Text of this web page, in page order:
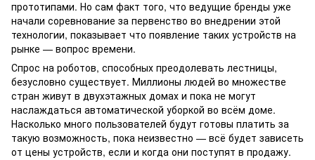
прототипами. Но сам факт того, что ведущие бренды уже
начали соревнование за первенство во внедрении этой
технологии, показывает что появление таких устройств на
рынке — вопрос времени.
Спрос на роботов, способных преодолевать лестницы,
безусловно существует. Миллионы людей во множестве
стран живут в двухэтажных домах и пока не могут
наслаждаться автоматической уборкой во всём доме.
Насколько много пользователей будут готовы платить за
такую возможность, пока неизвестно — всё будет зависеть
от цены устройств, если и когда они поступят в продажу.